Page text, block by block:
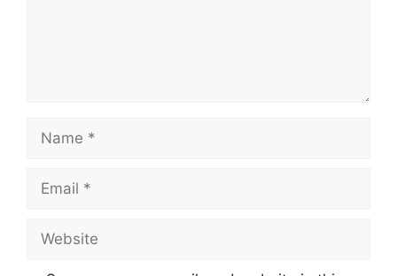
Name
Email
Website